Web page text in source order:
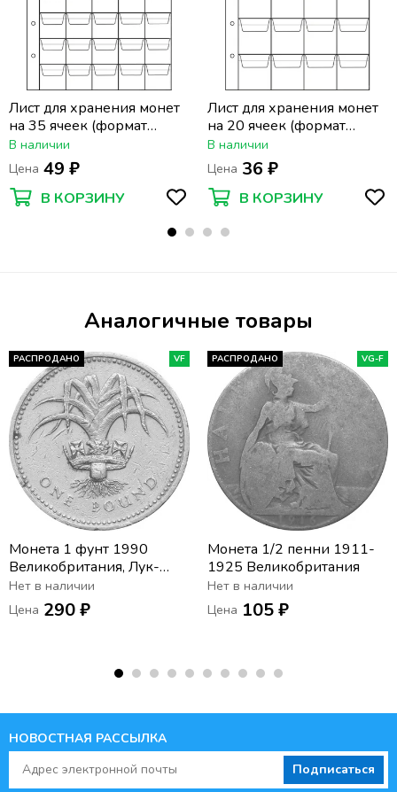
Лист для хранения монет
на 35 ячеек (формат
Optima) (200х250 мм)
В наличии
Цена 49 ₽
В КОРЗИНУ
Лист для хранения монет
на 20 ячеек (формат
Optima) (200х250 мм)
В наличии
Цена 36 ₽
В КОРЗИНУ
Аналогичные товары
РАСПРОДАНО VF
Монета 1 фунт 1990
Великобритания, Лук-
порей
Нет в наличии
Цена 290 ₽
РАСПРОДАНО VG-F
Монета 1/2 пенни 1911-
1925 Великобритания
Нет в наличии
Цена 105 ₽
НОВОСТНАЯ РАССЫЛКА
Подписаться